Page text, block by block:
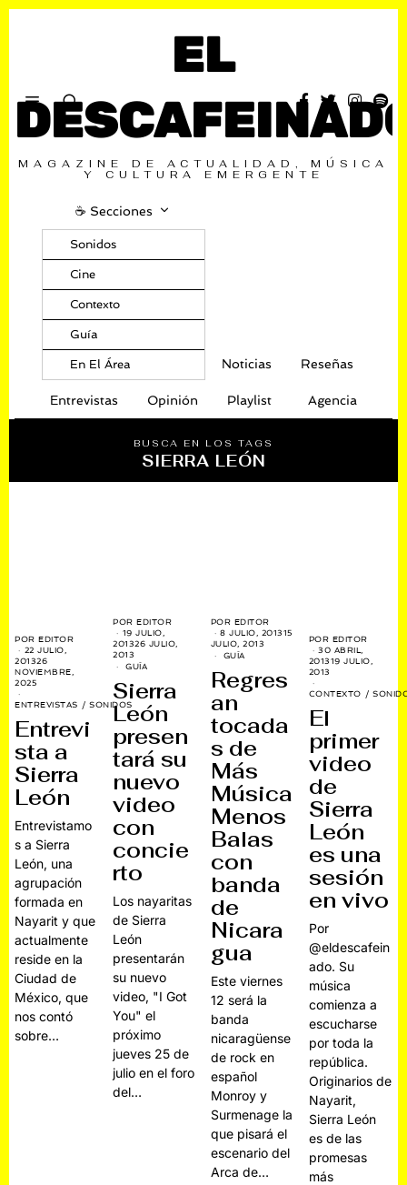
EL
MAGAZINE DE ACTUALIDAD, MÚSICA
Y CULTURA EMERGENTE
☕️ Secciones
Sonidos
Cine
Contexto
Guía
En El Área Noticias Reseñas
Entrevistas Opinión Playlist Agencia
BUSCA EN LOS TAGS
SIERRA LEÓN
POREDITOR
22 JULIO,
201326
NOVIEMBRE,
2025
ENTREVISTAS / SONIDOS
Entrevi
sta a
Sierra
León
Entrevistamo
s a Sierra
León, una
agrupación
formada en
Nayarit y que
actualmente
reside en la
Ciudad de
México, que
nos contó
sobre…
POREDITOR
19 JULIO,
201326 JULIO,
2013
GUÍA
Sierra
León
presen
tará su
nuevo
video
con
concie
rto
Los nayaritas
de Sierra
León
presentarán
su nuevo
video, "I Got
You" el
próximo
jueves 25 de
julio en el foro
del…
POR EDITOR
8 JULIO, 2013 15
JULIO, 2013
GUÍA
Regres
an
tocada
s de
Más
Música
Menos
Balas
con
banda
de
Nicara
gua
Este viernes
12 será la
banda
nicaragüense
de rock en
español
Monroy y
Surmenage la
que pisará el
escenario del
Arca de…
POR EDITOR
30 ABRIL,
2013 19 JULIO,
2013
CONTEXTO /
El
primer
video
de
Sierra
León
es una
sesión
en vivo
Por
@eldescafein
ado. Su
música
comienza a
escucharse
por toda la
república.
Originarios de
Nayarit,
Sierra León
es de las
promesas
más